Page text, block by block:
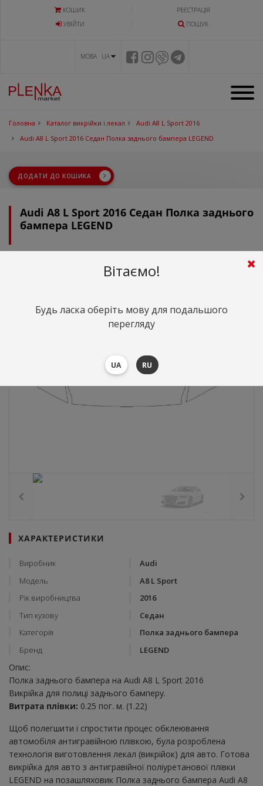
КОШИК
РЕЄСТРАЦІЯ
УВIЙТИ
ПОШУК
МОВА UA
Головна Каталог викрійки і лекал
Audi A8 L Sport 2016
Audi A8 L Sport 2016 Седан Полка заднього бампера LEGEND
ДОДАТИ ДО КОШИКА
Audi A8 L Sport 2016 Седан Полка заднього
бампера LEGEND
грн.
ХАРАКТЕРИСТИКИ
Виробник
Audi
Модель
A8 L Sport
Рік виробництва
2016
Тип кузову
Седан
Категорія
Полка заднього бампера
Бренд
LEGEND
Опис:
Полка заднього бампера на Audi A8 L Sport 2016
Викрійка для полиці заднього бамперу.
Витрата плівки: 0.25 пог. м. (1.22)
Щоб полегшити і спростити процес обклеювання
автомобіля антигравійною плівкою, була розроблена
технологія виготовлення лекал (викрійок) для авто. Готова
викрійка для авто з антигравійної поліуретанової плівки
LEGEND на позашляховик Полка заднього бампера Audi A8
Вітаємо!
Будь ласка оберіть мову для подальшого
перегляду
UA RU